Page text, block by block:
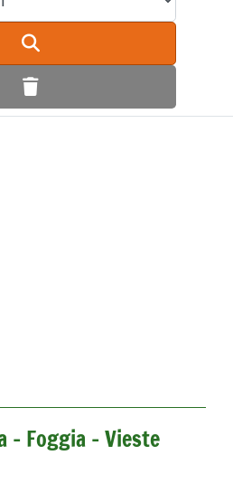
- Foggia - Vieste